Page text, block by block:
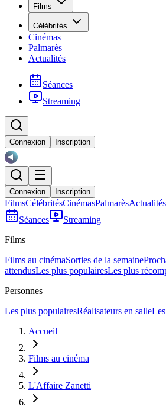
Films
Célébrités
Cinémas
Palmarès
Actualités
Séances
Streaming
Connexion Inscription
Connexion Inscription
FilmsCélébritésCinémasPalmarèsActualités
Séances
Streaming
Films
Films au cinémaSorties de la semaine
attendusLes plus populairesLes plus
Personnes
Les plus populairesRéalisateurs en salle
Accueil
Films au cinéma
L'Affaire Zanetti